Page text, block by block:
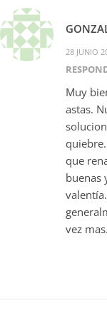
28 JUNIO
Muy
astas.
que
buenas
vez